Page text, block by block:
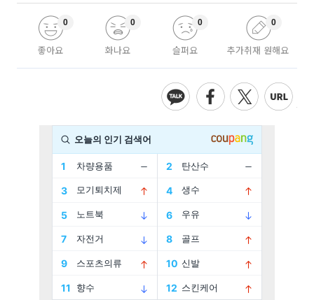
좋아요
0
화나요
0
슬퍼요
0
추가취재 원해요
0